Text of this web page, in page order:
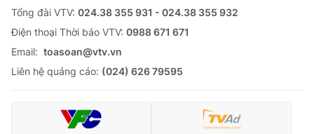
Tổng đài VTV: 024.38 355 931 - 024.38 355 932
Ðiện thoại Thời báo VTV: 0988 671 671
Email: toasoan@vtv.vn
Liên hệ quảng cáo: (024) 626 79595